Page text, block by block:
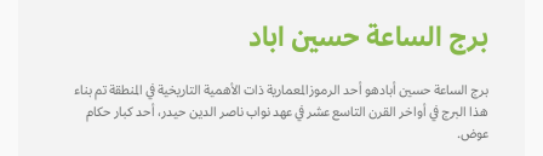
برج الساعة حسين اباد
برج الساعة حسين أبادهو أحد الرموزالمعمارية ذات الأهمية التاريخية في المنطقة تم بناء
هذا البرج في أواخر القرن التاسع عشر في عهد نواب ناصر الدين حيدر، أحد كبار حكام
عوض.